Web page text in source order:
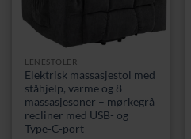
LENESTOLER
Elektrisk massasjestol med
ståhjelp, varme og 8
massasjesoner – mørkegrå
recliner med USB- og
Type-C-port